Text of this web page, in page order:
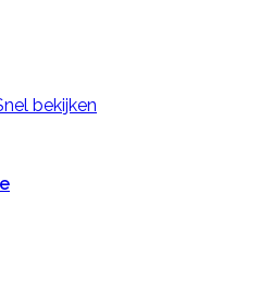
bekijken